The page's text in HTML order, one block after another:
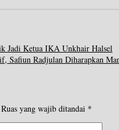
Jadi Ketua IKA Unkhair Halsel
Safiun Radjulan Diharapkan
Ruas yang wajib ditandai *